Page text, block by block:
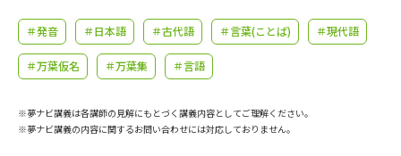
学問のミニ講義「夢ナビ講義」 学問分野解説
＃発音 ＃日本語 ＃古代語 ＃言葉(ことば) ＃現代語
＃万葉仮名 ＃万葉集 ＃言語
※夢ナビ講義は各講師の見解にもとづく講義内容としてご理解ください。
※夢ナビ講義の内容に関するお問い合わせには対応しておりません。